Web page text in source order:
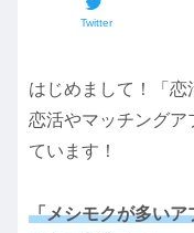
Twitter
はじめまして！「恋
恋活やマッチングア
ています！
「メシモクが多いア